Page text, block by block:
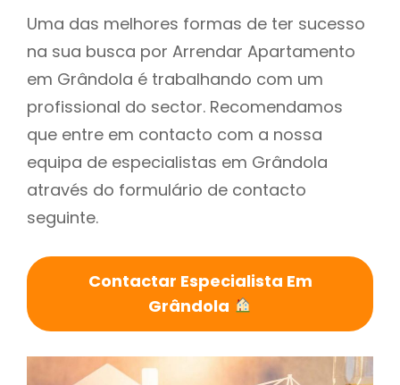
Uma das melhores formas de ter sucesso
na sua busca por Arrendar Apartamento
em Grândola é trabalhando com um
profissional do sector. Recomendamos
que entre em contacto com a nossa
equipa de especialistas em Grândola
através do formulário de contacto
seguinte.
Contactar Especialista Em
Grândola